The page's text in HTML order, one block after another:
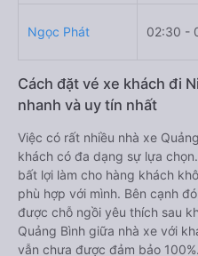
Ngọc Phát 02:30 -
Cách đặt vé xe khách đi
nhanh và uy tín nhất
Việc có rất nhiều nhà xe
khách có đa dạng sự lựa
bất lợi làm cho hàng khách
phù hợp với mình. Bên cạnh
được chỗ ngồi yêu thích sau
Quảng Bình giữa nhà xe với
vẫn chưa được đảm bảo 100%.